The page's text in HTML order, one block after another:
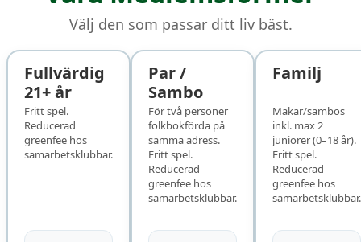
Välj den som passar ditt liv bäst.
Fullvärdig
21+ år
Fritt spel.
Reducerad
greenfee hos
samarbetsklubbar.
Par /
Sambo
För två personer
folkbokförda på
samma adress.
Fritt spel.
Reducerad
greenfee hos
samarbetsklubbar.
Familj
Makar/sambos
inkl. max 2
juniorer (0–18 år).
Fritt spel.
Reducerad
greenfee hos
samarbetsklubbar.